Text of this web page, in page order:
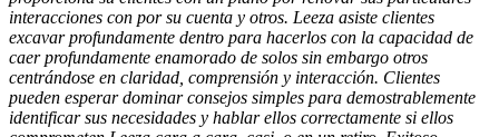
a
Parejas
Cómo
hacerlo
interacciones con por su cuenta y otros. Leeza asiste clientes
excavar profundamente dentro para hacerlos con la capacidad de
caer profundamente enamorado de solos sin embargo otros
centrándose en claridad, comprensión y interacción. Clientes
pueden esperar dominar consejos simples para demostrablemente
identificar sus necesidades y hablar ellos correctamente si ellos